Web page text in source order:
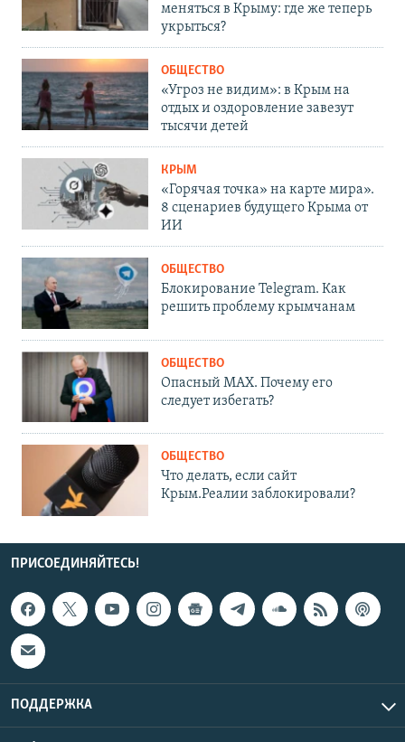
меняться в Крыму: где же теперь
укрыться?
ОБЩЕСТВО
«Угроз не видим»: в Крым на
отдых и оздоровление завезут
тысячи детей
КРЫМ
«Горячая точка» на карте мира».
8 сценариев будущего Крыма от
ИИ
ОБЩЕСТВО
Блокирование Telegram. Как
решить проблему крымчанам
ОБЩЕСТВО
Опасный MAX. Почему его
следует избегать?
ОБЩЕСТВО
Что делать, если сайт
Крым.Реалии заблокировали?
ПРИСОЕДИНЯЙТЕСЬ!
ПОДДЕРЖКА